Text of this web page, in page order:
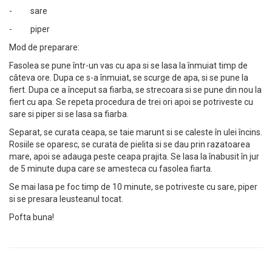
- sare
- piper
Mod de preparare:
Fasolea se pune într-un vas cu apa si se lasa la înmuiat timp de
câteva ore. Dupa ce s-a înmuiat, se scurge de apa, si se pune la
fiert. Dupa ce a început sa fiarba, se strecoara si se pune din nou la
fiert cu apa. Se repeta procedura de trei ori apoi se potriveste cu
sare si piper si se lasa sa fiarba.
Separat, se curata ceapa, se taie marunt si se caleste în ulei încins.
Rosiile se oparesc, se curata de pielita si se dau prin razatoarea
mare, apoi se adauga peste ceapa prajita. Se lasa la înabusit în jur
de 5 minute dupa care se amesteca cu fasolea fiarta.
Se mai lasa pe foc timp de 10 minute, se potriveste cu sare, piper
si se presara leusteanul tocat.
Pofta buna!